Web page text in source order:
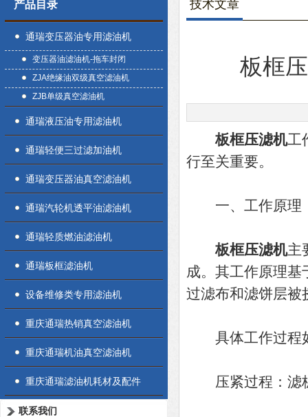
产品目录
通瑞变压器油专用滤油机
变压器油滤油机-拖车封闭
ZJA绝缘油双级真空滤油机
ZJB单级真空滤油机
通瑞液压油专用滤油机
通瑞轻便三过滤加油机
通瑞变压器油真空滤油机
通瑞汽轮机透平油滤油机
通瑞轻质燃油滤油机
通瑞板框滤油机
设备维修类专用滤油机
重庆通瑞热销真空滤油机
重庆通瑞机油真空滤油机
重庆通瑞滤油机耗材及配件
联系我们
技术文章
板框
板框压滤机工
行至关重要。
一、工作原理
板框压滤机主
成。其工作原理基
过滤布和滤饼层被
具体工作过程
压紧过程：滤板